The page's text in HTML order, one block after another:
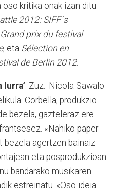
oso kritika onak izan ditu
2012: SIFF´s
prix du festival
, eta Sélection en
de Berlin 2012.
lurra’ . Zuz.: Nicola Sawalo
Corbe­lla, pro­duk­zio
bezela, gazteleraz ere
«Nahiko paper
bezela ager­tzen bainaiz
eta posprodukzioan
bandarako musikaren
estreinatu. «Oso ideia